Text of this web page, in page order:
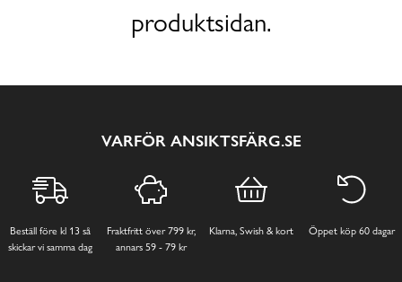
produktsidan.
VARFÖR ANSIKTSFÄRG.SE
Beställ före kl 13 så
skickar vi samma dag
Fraktfritt över 799 kr,
annars 59 - 79 kr
Klarna, Swish & kort Öppet köp 60 dagar